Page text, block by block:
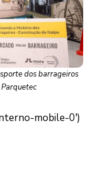
dos barrageiros